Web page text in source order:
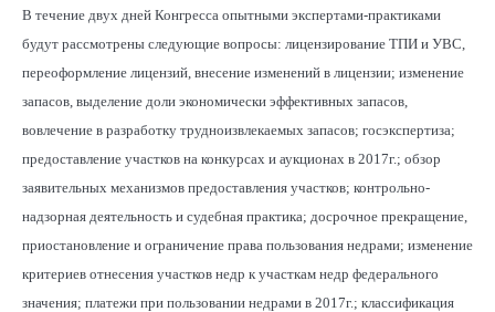
В течение двух дней Конгресса опытными экспертами-практиками
будут рассмотрены следующие вопросы: лицензирование ТПИ и УВС,
переоформление лицензий, внесение изменений в лицензии; изменение
запасов, выделение доли экономически эффективных запасов,
вовлечение в разработку трудноизвлекаемых запасов; госэкспертиза;
предоставление участков на конкурсах и аукционах в 2017г.; обзор
заявительных механизмов предоставления участков; контрольно-
надзорная деятельность и судебная практика; досрочное прекращение,
приостановление и ограничение права пользования недрами; изменение
критериев отнесения участков недр к участкам недр федерального
значения; платежи при пользовании недрами в 2017г.; классификация